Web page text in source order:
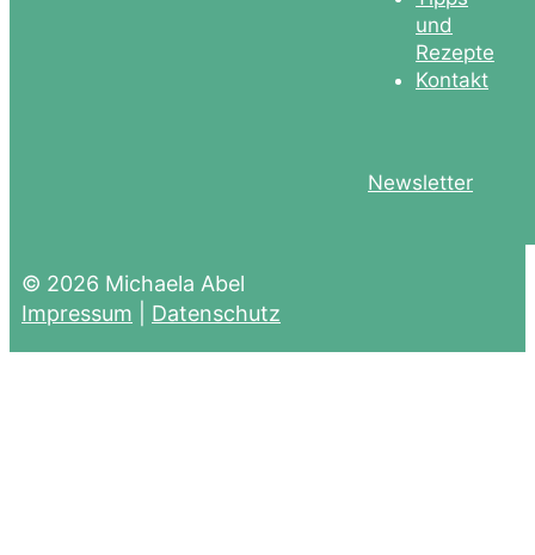
und
Rezepte
Kontakt
Newsletter
© 2026 Michaela Abel
Impressum
Datenschutz